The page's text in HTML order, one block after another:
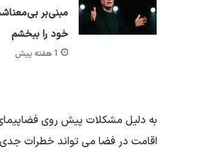
مبنی‌بر
خود را ببخشم
1 هفته پیش
اقامت در فضا می تواند خطرات جدی